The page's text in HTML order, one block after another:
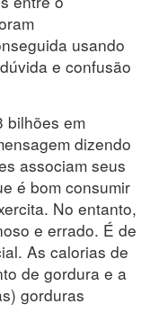
usando
e confusão
bilhões em
dizendo
associam seus
é bom consumir
No entanto,
e errado. É de
As calorias de
de gordura e a
gorduras